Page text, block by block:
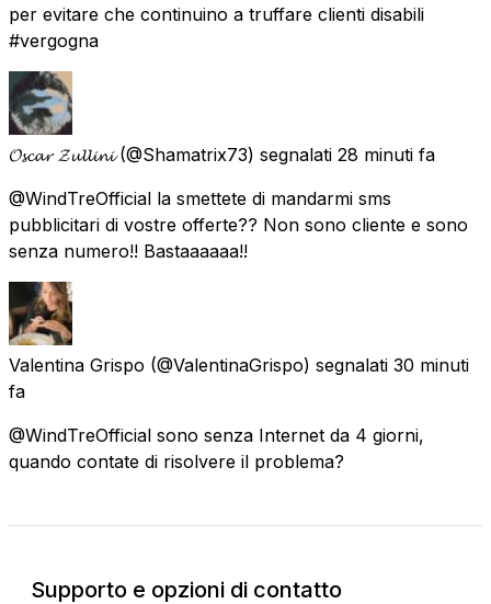
per evitare che continuino a truffare clienti disabili
#vergogna
𝓞𝓼𝓬𝓪𝓻 𝓩𝓾𝓵𝓵𝓲𝓷𝓲 (@Shamatrix73) segnalati 28 minuti fa
@WindTreOfficial la smettete di mandarmi sms
pubblicitari di vostre offerte?? Non sono cliente e sono
senza numero!! Bastaaaaaa!!
Valentina Grispo (@ValentinaGrispo) segnalati 30 minuti
fa
@WindTreOfficial sono senza Internet da 4 giorni,
quando contate di risolvere il problema?
Supporto e opzioni di contatto